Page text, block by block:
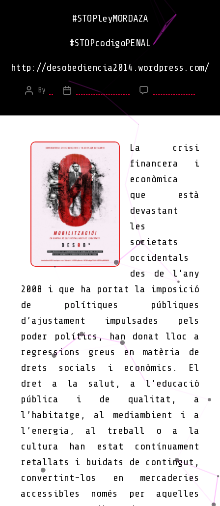
#STOPleyMORDAZA
#STOPcodigoPENAL
http://desobediencia2014.wordpress.com/
Post
By
Post March 21, 2014
La crisi
financera i
econòmica
que està
devastant
les
societats
occidentals
des de l’any
2008 i que ha portat la imposició
de polítiques públiques
d’ajustament impulsades pels
poder polítics, han donat lloc a
regressions greus en matèria de
drets socials i econòmics. El
dret a la salut, a l’educació
pública i de qualitat, a
l’habitatge, al mediambient i a
l’energia, al treball o a la
cultura han estat contínuament
retallats i buidats de contingut,
convertint-los en mercaderies
accessibles només per aquelles